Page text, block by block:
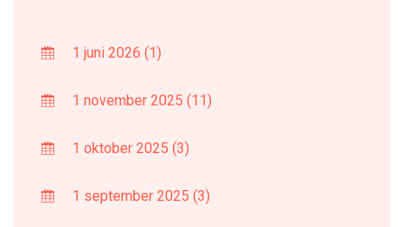
1 juni 2026 (1)
1 november 2025 (11)
1 oktober 2025 (3)
1 september 2025 (3)